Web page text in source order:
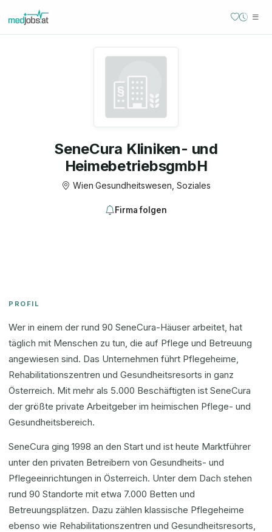
SeneCura Kliniken- und
HeimebetriebsgmbH
Wien·Gesundheitswesen, Soziales
Firma folgen
PROFIL
Wer in einem der rund 90 SeneCura-Häuser arbeitet, hat
täglich mit Menschen zu tun, die auf Pflege und Betreuung
angewiesen sind. Das Unternehmen führt Pflegeheime,
Rehabilitationszentren und Gesundheitsresorts in ganz
Österreich. Mit mehr als 5.000 Beschäftigten ist SeneCura
der größte private Arbeitgeber im heimischen Pflege- und
Gesundheitsbereich.
SeneCura ging 1998 an den Start und ist heute Marktführer
unter den privaten Betreibern von Gesundheits- und
Pflegeeinrichtungen in Österreich. Unter dem Dach stehen
rund 90 Standorte mit etwa 7.000 Betten und
Betreuungsplätzen. Dazu zählen klassische Pflegeheime
ebenso wie Rehabilitationszentren und Gesundheitsresorts,